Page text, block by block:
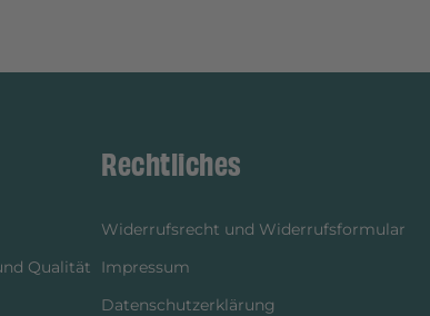
Qualität
Rechtliches
Widerrufsrecht und Widerrufsformular
Impressum
Datenschutzerklärung